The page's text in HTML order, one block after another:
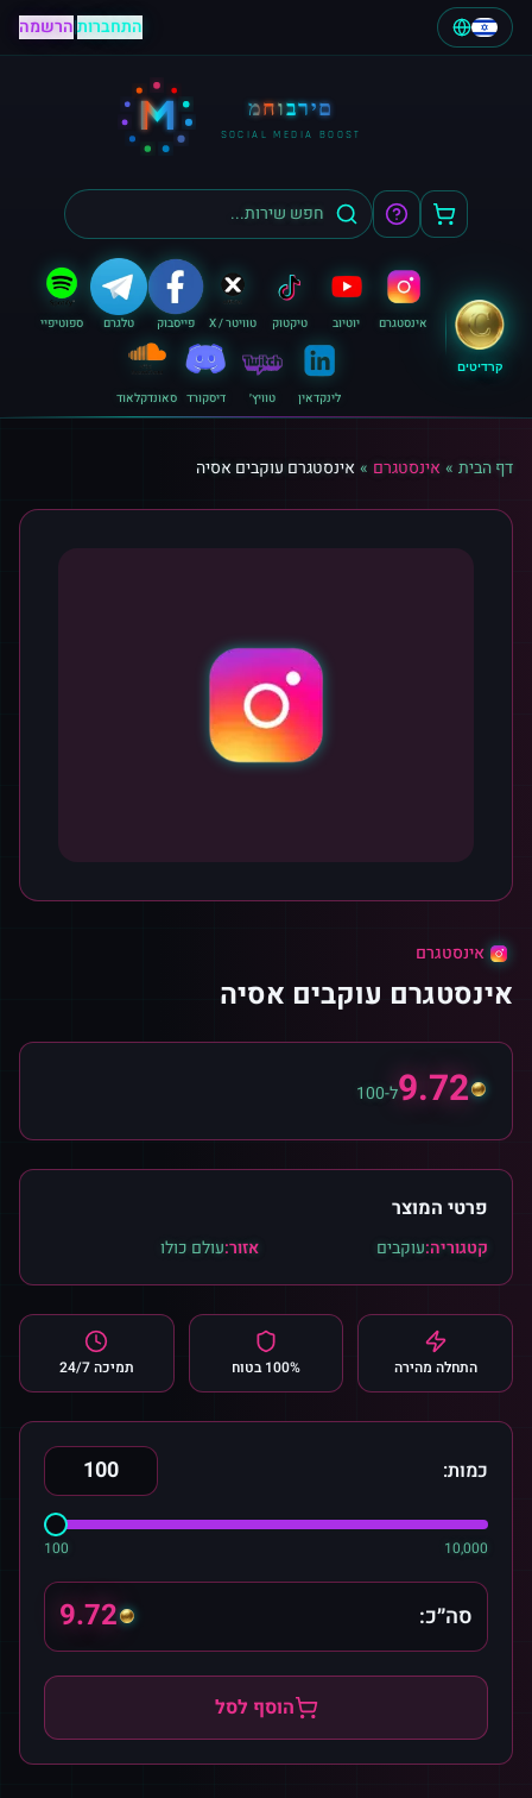
התחברות|הרשמה
M מחוברים
SOCIAL MEDIA BOOST
קרדיטים
אינסטגרם יוטיוב טיקטוק טוויטר / X פייסבוק טלגרם ספוטיפיי
לינקדאין טוויץ׳ דיסקורד סאונדקלאוד
דף הבית » אינסטגרם » אינסטגרם עוקבים אסיה
אינסטגרם
אינסטגרם עוקבים אסיה
9.72ל-100
פרטי המוצר
קטגוריה:עוקבים אזור:עולם כולו
התחלה מהירה 100% בטוח תמיכה 24/7
כמות:
100 10,000
סה״כ: 9.72
הוסף לסל